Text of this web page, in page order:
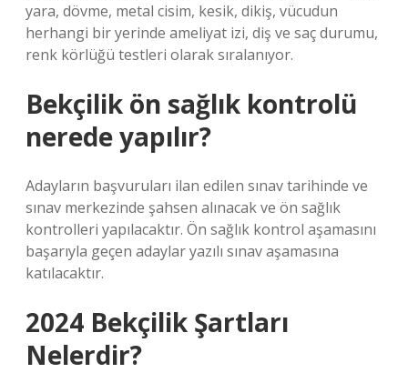
yara, dövme, metal cisim, kesik, dikiş, vücudun
herhangi bir yerinde ameliyat izi, diş ve saç durumu,
renk körlüğü testleri olarak sıralanıyor.
Bekçilik ön sağlık kontrolü
nerede yapılır?
Adayların başvuruları ilan edilen sınav tarihinde ve
sınav merkezinde şahsen alınacak ve ön sağlık
kontrolleri yapılacaktır. Ön sağlık kontrol aşamasını
başarıyla geçen adaylar yazılı sınav aşamasına
katılacaktır.
2024 Bekçilik Şartları
Nelerdir?